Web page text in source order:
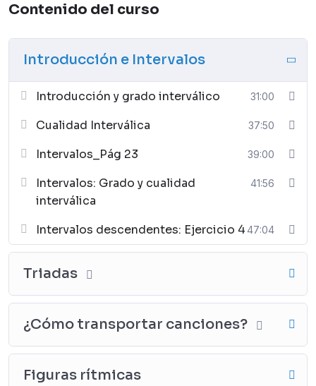
Contenido del curso
Introducción e Intervalos
Introducción y grado interválico 31:00
Cualidad Interválica 37:50
Intervalos_Pág 23 39:00
Intervalos: Grado y cualidad
interválica
41:56
Intervalos descendentes: Ejercicio 447:04
Triadas
¿Cómo transportar canciones?
Figuras rítmicas